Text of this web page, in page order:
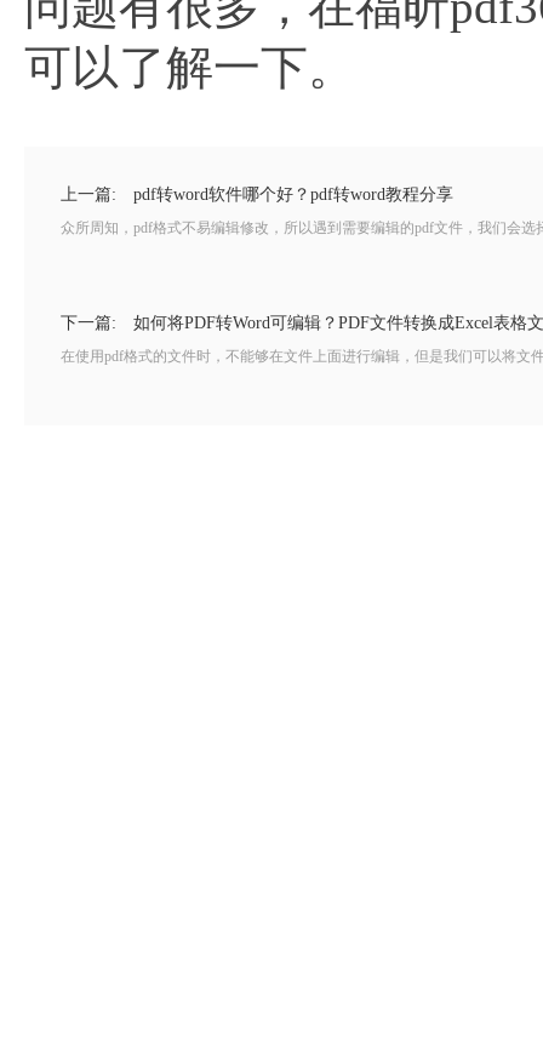
可以了解一下。
上一篇: pdf转word软件哪个好？pdf转word教程分享
众所周知，pdf格式不易编辑修改，所以遇到需要编辑的pdf文件，我们会
下一篇: 如何将PDF转Word可编辑？PDF文件转换成Excel表格
在使用pdf格式的文件时，不能够在文件上面进行编辑，但是我们可以将文